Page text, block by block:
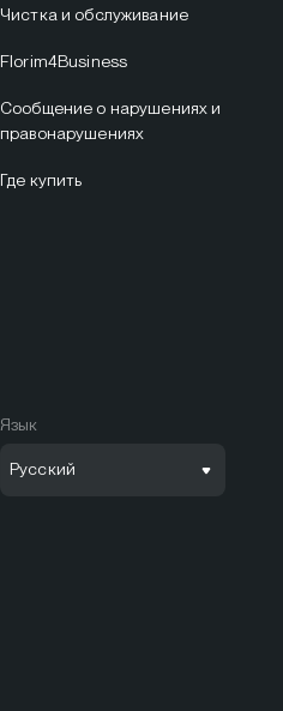
Чистка и обслуживание
Florim4Business
Сообщение о нарушениях и
правонарушениях
Где купить
Язык
Русский